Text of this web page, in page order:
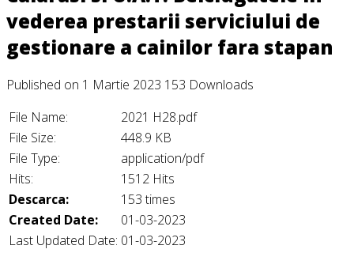
vederea prestarii serviciului de
gestionare a cainilor fara stapan
Published on 1 Martie 2023 153 Downloads
File Name:
2021 H28.pdf
File Size:
448.9 KB
File Type:
application/pdf
Hits:
1512 Hits
Descarca:
153 times
Created Date:
01-03-2023
Last Updated Date: 01-03-2023